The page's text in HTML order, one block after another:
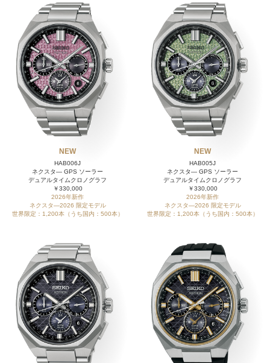
NEW
HAB006J
ネクスタ― GPS ソーラー
デュアルタイムクロノグラフ
￥330,000
2026年新作
ネクスタ―2026 限定モデル
世界限定：1,200本（うち国内：500本）
NEW
HAB005J
ネクスタ― GPS ソーラー
デュアルタイムクロノグラフ
￥330,000
2026年新作
ネクスタ―2026 限定モデル
世界限定：1,200本（うち国内：500本）